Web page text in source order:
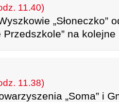
11.40)
„Słoneczko”
Przedszkole” na kolejne
11.38)
„Soma” i